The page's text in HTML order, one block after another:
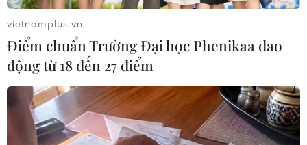
giá 100.000 USD.
Những trải nghiệm du lịch có chi phí “khủng”
như trên nằm trong xu hướng “quiet luxury” (sự
xa xỉ thầm lặng), vốn xuất phát trong thế giới
thời trang, với những trang phục đắt đỏ, cao cấp
nhưng thường không đính kèm tên thương
hiệu.
vietnamplus.vn
Điểm chuẩn Trường Đại học Phenikaa dao
động từ 18 đến 27 điểm